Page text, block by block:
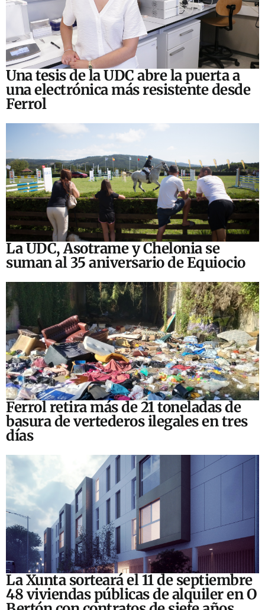
Una tesis de la UDC abre la puerta a
una electrónica más resistente desde
Ferrol
La UDC, Asotrame y Chelonia se
suman al 35 aniversario de Equiocio
Ferrol retira más de 21 toneladas de
basura de vertederos ilegales en tres
días
La Xunta sorteará el 11 de septiembre
48 viviendas públicas de alquiler en O